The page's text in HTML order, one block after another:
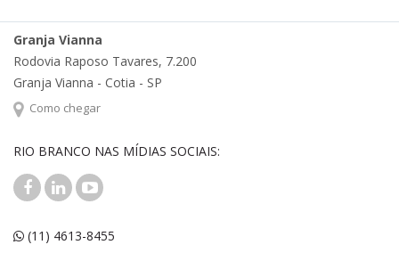
Granja Vianna
Rodovia Raposo Tavares, 7.200
Granja Vianna - Cotia - SP
Como chegar
RIO BRANCO NAS MÍDIAS SOCIAIS:
(11) 4613-8455